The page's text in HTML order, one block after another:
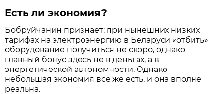
Есть ли экономия?
Бобруйчанин признает: при нынешних низких
тарифах на электроэнергию в Беларуси «отбить»
оборудование получиться не скоро, однако
главный бонус здесь не в деньгах, а в
энергетической автономности. Однако
небольшая экономия все же есть, и она вполне
реальна.